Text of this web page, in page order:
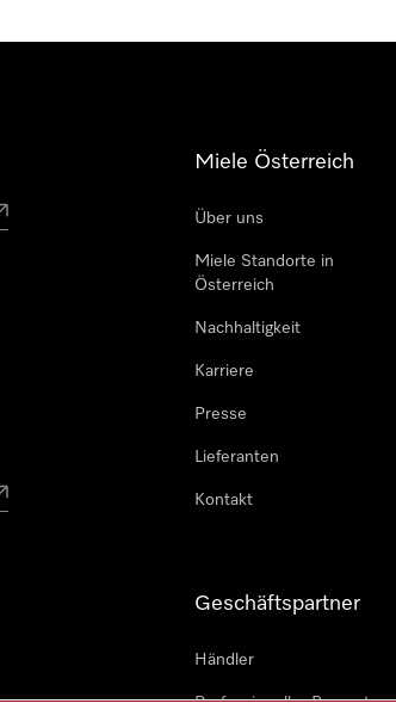
Miele Österreich
Über uns
Miele Standorte in
Österreich
Nachhaltigkeit
Karriere
Presse
Lieferanten
Kontakt
Geschäftspartner
Händler
Professioneller Reparateur